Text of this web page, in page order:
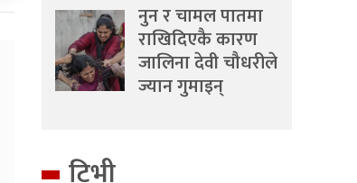
नुन र चामल पातमा
राखिदिएकै कारण
जालिना देवी चौधरीले
ज्यान गुमाइन्
टिभी